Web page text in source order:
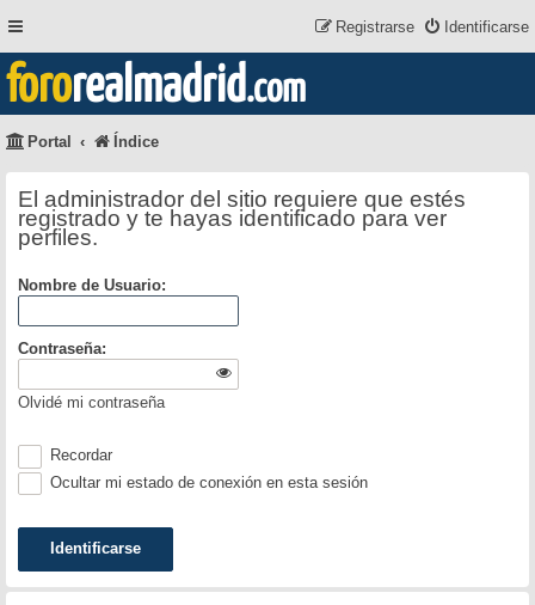
Identificarse
Registrarse
fororealmadrid.com
Portal Índice
El administrador del sitio requiere que estés
registrado y te hayas identificado para ver
perfiles.
Nombre de Usuario:
Contraseña:
Olvidé mi contraseña
Recordar
Ocultar mi estado de conexión en esta sesión